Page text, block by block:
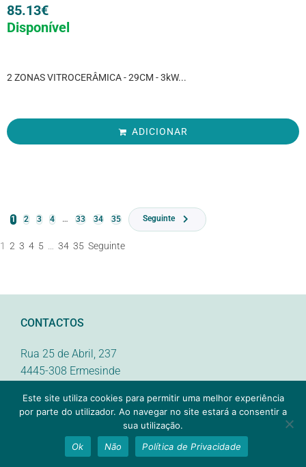
85.13€
Disponível
2 ZONAS VITROCERÂMICA - 29CM - 3kW...
ADICIONAR
1 2 3 4 … 33 34 35 Seguinte
1 2 3 4 5 34 35 Seguinte
CONTACTOS
Rua 25 de Abril, 237
4445-308 Ermesinde
tel.: 229 720 968 (custo chamada local)
geral@electrosandrobel.pt
LINKS ÚTEIS
1
Este site utiliza cookies para permitir uma melhor experiência
por parte do utilizador. Ao navegar no site estará a consentir a
sua utilização.
Ok
Não Política de Privacidade